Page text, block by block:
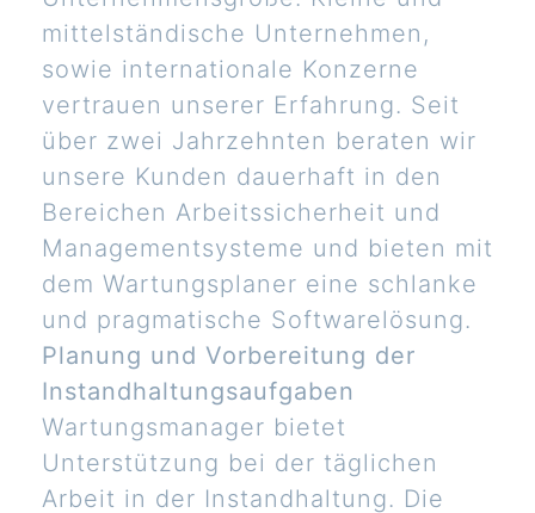
mittelständische Unternehmen,
sowie internationale Konzerne
vertrauen unserer Erfahrung. Seit
über zwei Jahrzehnten beraten wir
unsere Kunden dauerhaft in den
Bereichen Arbeitssicherheit und
Managementsysteme und bieten mit
dem Wartungsplaner eine schlanke
und pragmatische Softwarelösung.
Planung und Vorbereitung der
Instandhaltungsaufgaben
Wartungsmanager bietet
Unterstützung bei der täglichen
Arbeit in der Instandhaltung. Die